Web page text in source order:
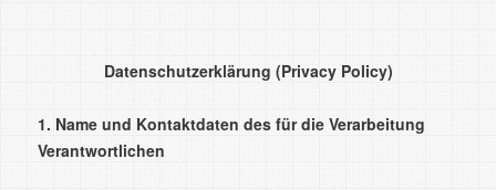
Datenschutzerklärung (Privacy Policy)
1. Name und Kontaktdaten des für die Verarbeitung
Verantwortlichen